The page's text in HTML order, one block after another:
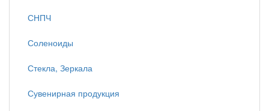
СНПЧ
Соленоиды
Стекла, Зеркала
Сувенирная продукция